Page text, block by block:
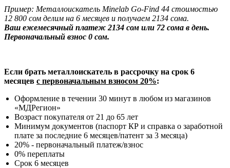
Пример: Металлоискатель Minelab Go-Find 44 стоимостью
12 800 сом делим на 6 месяцев и получаем 2134 сома.
Ваш ежемесячный платеж 2134 сом или 72 сома в день.
Первоначальный взнос 0 сом.
Если брать металлоискатель в рассрочку на срок 6
месяцев с первоначальным взносом 20%:
Оформление в течении 30 минут в любом из магазинов
«МДРегион»
Возраст покупателя от 21 до 65 лет
Минимум документов (паспорт КР и справка о заработной
плате за последние 6 месяцев/патент за 3 месяца)
20% - первоначальный платеж/взнос
0% переплаты
Срок 6 месяцев